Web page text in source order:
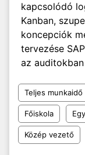
kapcsolódó
Kanban,
koncepciók
tervezése
az
Teljes munkaidő
Főiskola
Közép vezető